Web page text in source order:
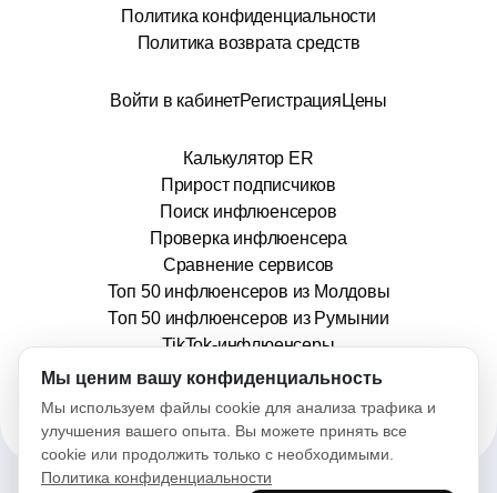
Политика конфиденциальности
Политика возврата средств
Войти в кабинетРегистрация Цены
Калькулятор ER
Прирост подписчиков
Поиск инфлюенсеров
Проверка инфлюенсера
Сравнение сервисов
Топ 50 инфлюенсеров из Молдовы
Топ 50 инфлюенсеров из Румынии
TikTok-инфлюенсеры
info@stars.md
Мы ценим вашу конфиденциальность
Мы используем файлы cookie для анализа трафика и
улучшения вашего опыта. Вы можете принять все
cookie или продолжить только с необходимыми.
Политика конфиденциальности